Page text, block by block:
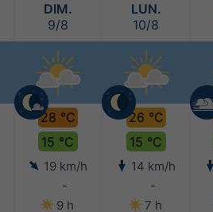
DIM.
9/8
28 °C
15 °C
19 km/h
-
9 h
LUN.
10/8
26 °C
15 °C
14 km/h
-
7 h